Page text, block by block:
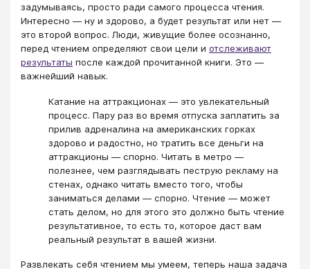
задумываясь, просто ради самого процесса чтения.
Интересно — ну и здорово, а будет результат или нет —
это второй вопрос. Люди, живущие более осознанно,
перед чтением определяют свои цели и отслеживают
результаты после каждой прочитанной книги. Это —
важнейший навык.
Катание на аттракционах — это увлекательный
процесс. Пару раз во время отпуска заплатить за
прилив адреналина на американских горках
здорово и радостно, но тратить все деньги на
аттракционы — спорно. Читать в метро —
полезнее, чем разглядывать пеструю рекламу на
стенах, однако читать вместо того, чтобы
заниматься делами — спорно. Чтение — может
стать делом, но для этого это должно быть чтение
результативное, то есть то, которое даст вам
реальный результат в вашей жизни.
Развлекать себя чтением мы умеем, теперь наша задача